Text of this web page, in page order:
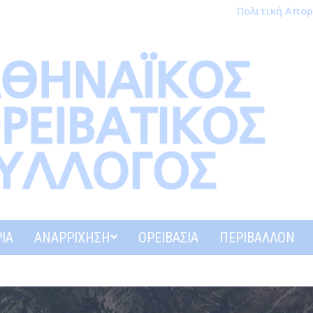
Πολιτική
ΑΝΑΡΡΊΧΗΣΗ ΟΡΕΙΒΑΣΊΑ ΠΕΡΙΒΆΛΛΟΝ